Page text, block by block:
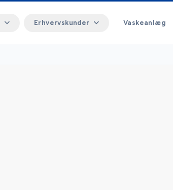
Erhvervskunder Vaskeanlæg